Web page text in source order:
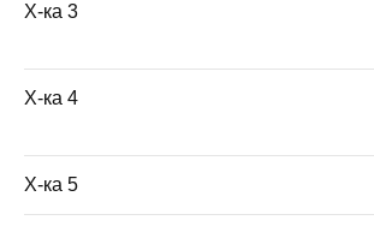
Х-ка 3
Х-ка 4
Х-ка 5